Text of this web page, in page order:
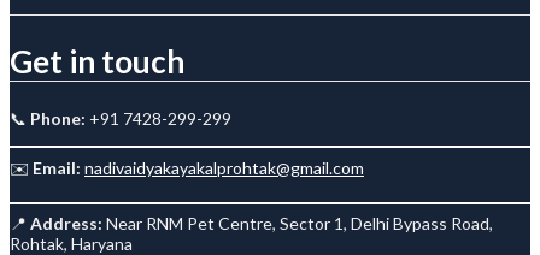
Get in touch
📞 Phone: +91 7428-299-299
✉️ Email: nadivaidyakayakalprohtak@gmail.com
📍 Address: Near RNM Pet Centre, Sector 1, Delhi Bypass Road,
Rohtak, Haryana